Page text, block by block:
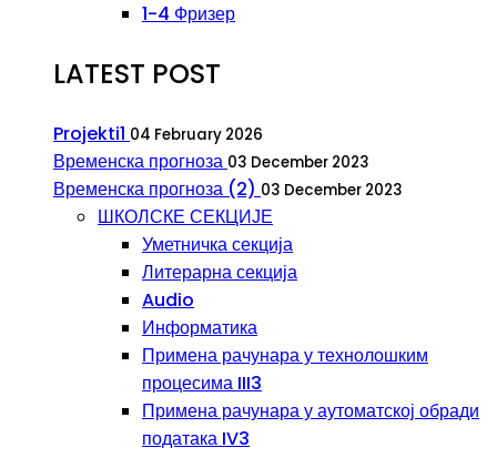
1-4 Фризер
LATEST POST
Projekti1 04 February 2026
Временска прогноза 03 December 2023
Временска прогноза (2) 03 December 2023
ШКОЛСКЕ СЕКЦИЈЕ
Уметничка секција
Литерарна секција
Audio
Информатика
Примена рачунара у технолошким
процесима III3
Примена рачунара у аутоматској обради
података IV3